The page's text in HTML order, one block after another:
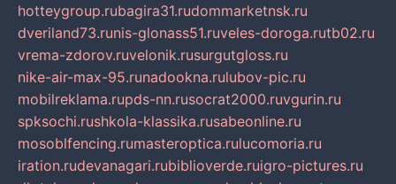
hotteygroup.rubagira31.rudommarketnsk.ru
dveriland73.runis-glonass51.ruveles-doroga.rutb02.ru
vrema-zdorov.ruvelonik.rusurgutgloss.ru
nike-air-max-95.runadookna.rulubov-pic.ru
mobilreklama.rupds-nn.rusocrat2000.ruvgurin.ru
spksochi.rushkola-klassika.rusabeonline.ru
mosoblfencing.rumasteroptica.rulucomoria.ru
iration.rudevanagari.rubiblioverde.ruigro-pictures.ru